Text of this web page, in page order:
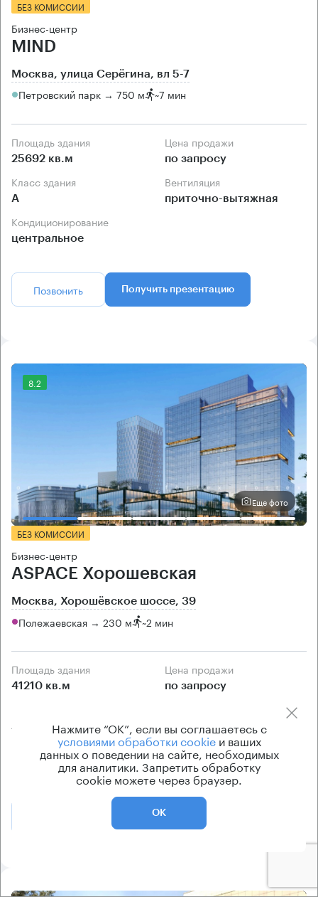
БЕЗ КОМИССИИ
Бизнес-центр
MIND
Москва, улица Серёгина, вл 5-7
Петровский парк → 750 м ~7 мин
Площадь здания
25692 кв.м
Цена продажи
по запросу
Класс здания
А
Вентиляция
приточно-вытяжная
Кондиционирование
центральное
Позвонить Получить презентацию
8.2
Еще фото
БЕЗ КОМИССИИ
Бизнес-центр
ASPACE Хорошевская
Москва, Хорошёвское шоссе, 39
Полежаевская → 230 м ~2 мин
Площадь здания
41210 кв.м
Цена продажи
по запросу
А приточно-вытяжная
Кондиционирование
центральное
Получить презентацию
Нажмите “ОК”, если вы соглашаетесь с
условиями обработки cookieи ваших
данных о поведении на сайте, необходимых
для аналитики. Запретить обработку
cookie можете через браузер.
ОК